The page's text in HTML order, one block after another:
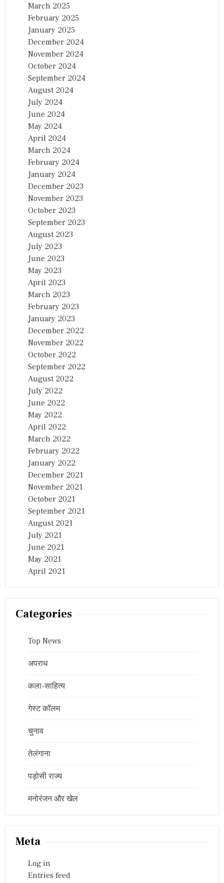
March 2025
February 2025
January 2025
December 2024
November 2024
October 2024
September 2024
August 2024
July 2024
June 2024
May 2024
April 2024
March 2024
February 2024
January 2024
December 2023
November 2023
October 2023
September 2023
August 2023
July 2023
June 2023
May 2023
April 2023
March 2023
February 2023
January 2023
December 2022
November 2022
October 2022
September 2022
August 2022
July 2022
June 2022
May 2022
April 2022
March 2022
February 2022
January 2022
December 2021
November 2021
October 2021
September 2021
August 2021
July 2021
June 2021
May 2021
April 2021
Categories
Top News
अपराध
कला-साहित्य
गेस्ट कॉलम
चुनाव
तेलंगाना
पड़ोसी राज्य
मनोरंजन और खेल
Meta
Log in
Entries feed